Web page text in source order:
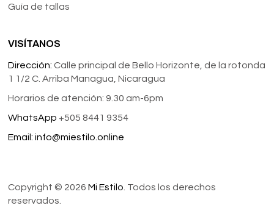
Guía de tallas
VISÍTANOS
Dirección: Calle principal de Bello Horizonte, de la rotonda
1 1/2 C. Arriba Managua, Nicaragua
Horarios de atención: 9.30 am-6pm
WhatsApp +505 8441 9354
Email:info@miestilo.online
Copyright © 2026Mi Estilo . Todos los derechos
reservados.